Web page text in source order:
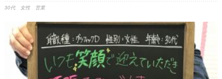
30代 女性 営業